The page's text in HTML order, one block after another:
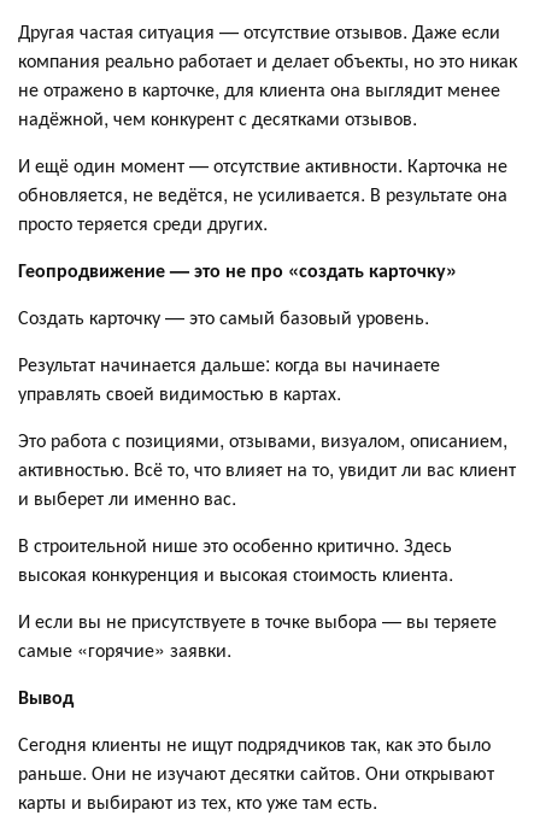
Другая частая ситуация — отсутствие отзывов. Даже если
компания реально работает и делает объекты, но это никак
не отражено в карточке, для клиента она выглядит менее
надёжной, чем конкурент с десятками отзывов.
И ещё один момент — отсутствие активности. Карточка не
обновляется, не ведётся, не усиливается. В результате она
просто теряется среди других.
Геопродвижение — это не про «создать карточку»
Создать карточку — это самый базовый уровень.
Результат начинается дальше: когда вы начинаете
управлять своей видимостью в картах.
Это работа с позициями, отзывами, визуалом, описанием,
активностью. Всё то, что влияет на то, увидит ли вас клиент
и выберет ли именно вас.
В строительной нише это особенно критично. Здесь
высокая конкуренция и высокая стоимость клиента.
И если вы не присутствуете в точке выбора — вы теряете
самые «горячие» заявки.
Вывод
Сегодня клиенты не ищут подрядчиков так, как это было
раньше. Они не изучают десятки сайтов. Они открывают
карты и выбирают из тех, кто уже там есть.